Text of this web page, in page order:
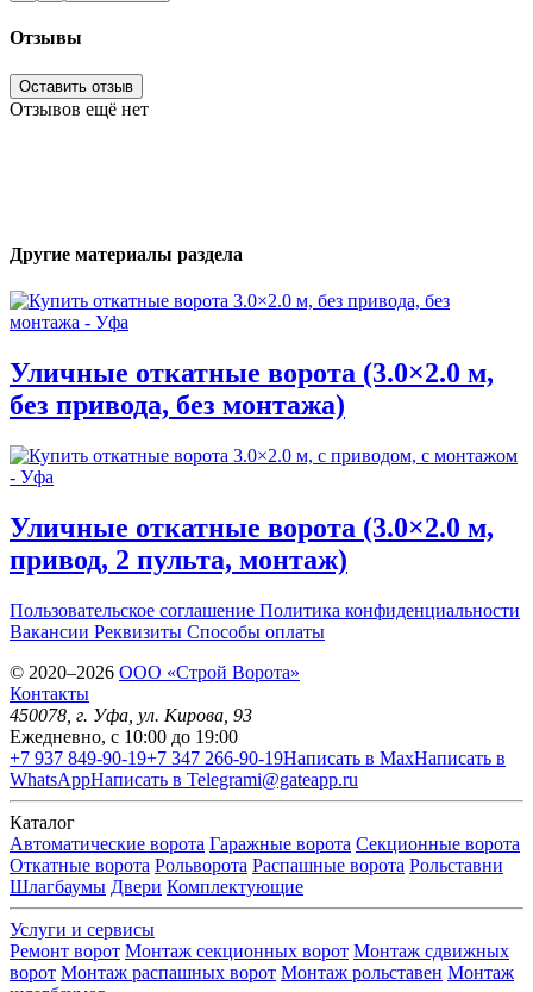
Отзывы
Оставить отзыв
Отзывов ещё нет
Другие материалы раздела
Уличные откатные ворота (3.0×2.0 м,
без привода, без монтажа)
Уличные откатные ворота (3.0×2.0 м,
привод, 2 пульта, монтаж)
Пользовательское соглашение Политика конфиденциальности
Вакансии Реквизиты Способы оплаты
© 2020–2026 OOO «Строй Ворота»
Контакты
450078 , г. Уфа ул. Кирова, 93
Ежедневно, с 10:00 до 19:00
+7 937 849-90-19+7 347 266-90-19Написать в MaxНаписать в
WhatsAppНаписать в Telegrami@gateapp.ru
Каталог
Автоматические ворота Гаражные ворота Секционные ворота
Откатные ворота Рольворота Распашные ворота Рольставни
Шлагбаумы Двери Комплектующие
Услуги и сервисы
Ремонт ворот Монтаж секционных ворот Монтаж сдвижных
ворот Монтаж распашных ворот Монтаж рольставен Монтаж